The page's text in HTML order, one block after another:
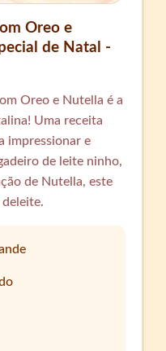
Oreo e
de Natal -
Oreo e Nutella é a
Uma receita
impressionar e
de leite ninho,
de Nutella, este